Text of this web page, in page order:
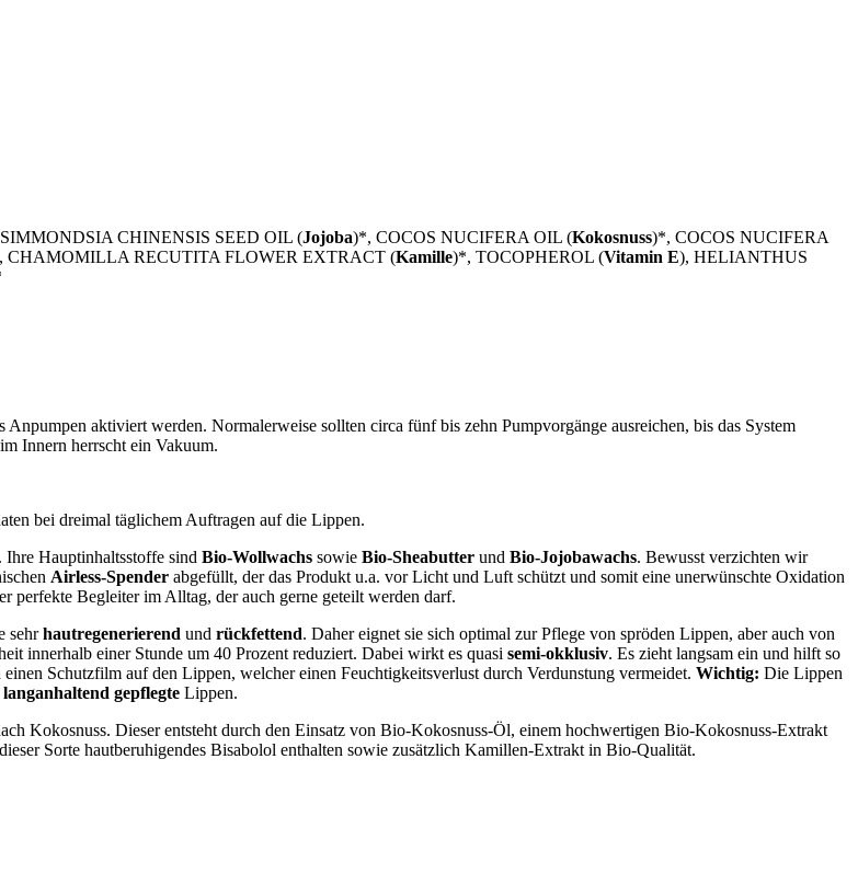
CHINENSIS SEED OIL (Jojoba)*, COCOS NUCIFERA OIL (Kokosnuss)*, COCOS NUCIFERA
CHAMOMILLA RECUTITA FLOWER EXTRACT (Kamille)*, TOCOPHEROL (Vitamin E), HELIANTHUS
aktiviert werden. Normalerweise sollten circa fünf bis zehn Pumpvorgänge ausreichen, bis das System
Innern herrscht ein Vakuum.
bei dreimal täglichem Auftragen auf die Lippen.
Hauptinhaltsstoffe sind Bio-Wollwachs sowie Bio-Sheabutter und Bio-Jojobawachs. Bewusst verzichten wir
Airless-Spender abgefüllt, der das Produkt u.a. vor Licht und Luft schützt und somit eine unerwünschte Oxidation
perfekte Begleiter im Alltag, der auch gerne geteilt werden darf.
sehrhautregenerierend und rückfettend. Daher eignet sie sich optimal zur Pflege von spröden Lippen, aber auch von
innerhalb einer Stunde um 40 Prozent reduziert. Dabei wirkt es quasi semi-okklusiv. Es zieht langsam ein und hilft so
Schutzfilm auf den Lippen, welcher einen Feuchtigkeitsverlust durch Verdunstung vermeidet. Wichtig: Die Lippen
langanhaltend gepflegte Lippen.
Kokosnuss. Dieser entsteht durch den Einsatz von Bio-Kokosnuss-Öl, einem hochwertigen Bio-Kokosnuss-Extrakt
Sorte hautberuhigendes Bisabolol enthalten sowie zusätzlich Kamillen-Extrakt in Bio-Qualität.